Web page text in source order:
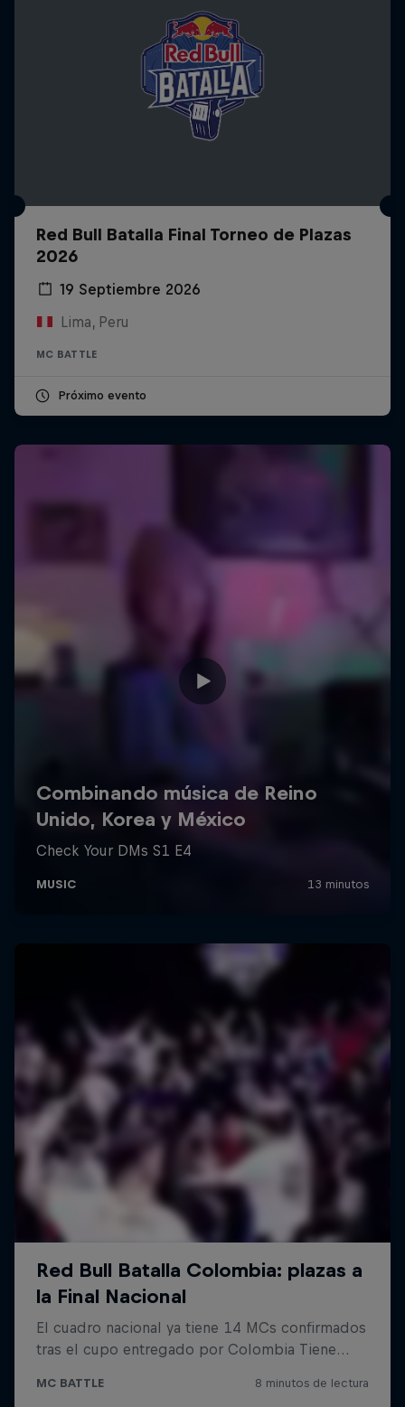
Red Bull Batalla Final Torneo de Plazas
2026
19 Septiembre 2026
Lima, Peru
MC BATTLE
Próximo evento